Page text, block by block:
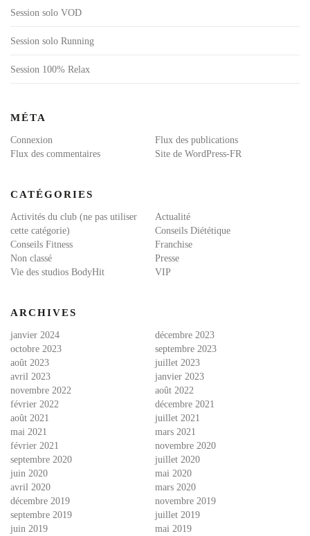
Session solo VOD
Session solo Running
Session 100% Relax
MÉTA
Connexion
Flux des publications
Flux des commentaires
Site de WordPress-FR
CATÉGORIES
Activités du club (ne pas utiliser
cette catégorie)
Actualité
Conseils Diététique
Conseils Fitness
Franchise
Non classé
Presse
Vie des studios BodyHit
VIP
ARCHIVES
janvier 2024
décembre 2023
octobre 2023
septembre 2023
août 2023
juillet 2023
avril 2023
janvier 2023
novembre 2022
août 2022
février 2022
décembre 2021
août 2021
juillet 2021
mai 2021
mars 2021
février 2021
novembre 2020
septembre 2020
juillet 2020
juin 2020
mai 2020
avril 2020
mars 2020
décembre 2019
novembre 2019
septembre 2019
juillet 2019
juin 2019
mai 2019